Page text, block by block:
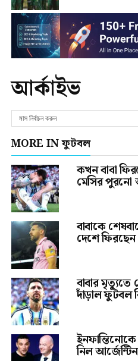
আর্কাইভ
MORE IN ফুটবল
কখন বাবা
মেসির পুরনো
বাবাকে
দেশে ফিরছেন
বাবার
দাঁড়াল ফুটবল
ইনফান্তিনোকে
নিল